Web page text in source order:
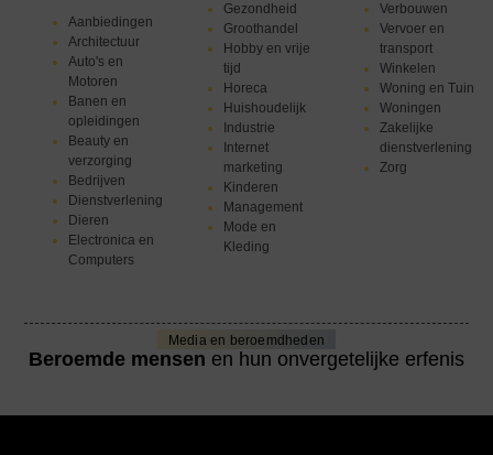
Aanbiedingen
Architectuur
Auto's en
Motoren
Banen en
opleidingen
Beauty en
verzorging
Bedrijven
Dienstverlening
Dieren
Electronica en
Computers
Gezondheid
Groothandel
Hobby en vrije
tijd
Horeca
Huishoudelijk
Industrie
Internet
marketing
Kinderen
Management
Mode en
Kleding
Verbouwen
Vervoer en
transport
Winkelen
Woning en Tuin
Woningen
Zakelijke
dienstverlening
Zorg
Media en beroemdheden
Beroemde mensen en hun onvergetelijke erfenis